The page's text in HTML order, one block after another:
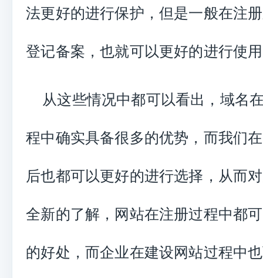
法更好的进行保护，但是一般在注
登记备案，也就可以更好的进行使
从这些情况中都可以看出，域名
程中确实具备很多的优势，而我们
后也都可以更好的进行选择，从而
全新的了解，网站在注册过程中都
的好处，而企业在建设网站过程中